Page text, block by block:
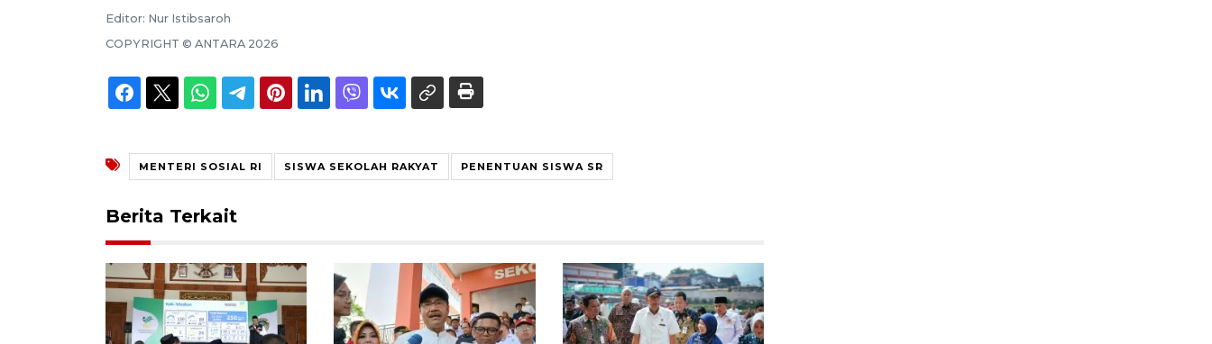
Editor: Nur Istibsaroh
COPYRIGHT © ANTARA 2026
MENTERI SOSIAL RI SISWA SEKOLAH RAKYAT PENENTUAN SISWA SR
Berita Terkait